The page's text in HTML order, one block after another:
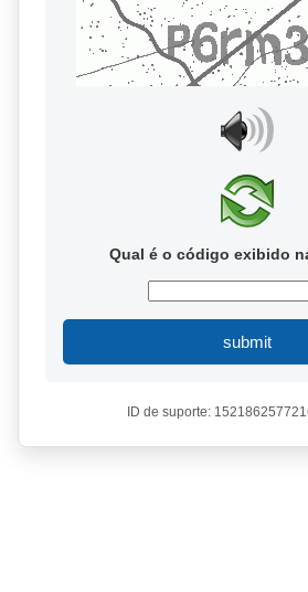
Qual é o código exibido
submit
ID de suporte: